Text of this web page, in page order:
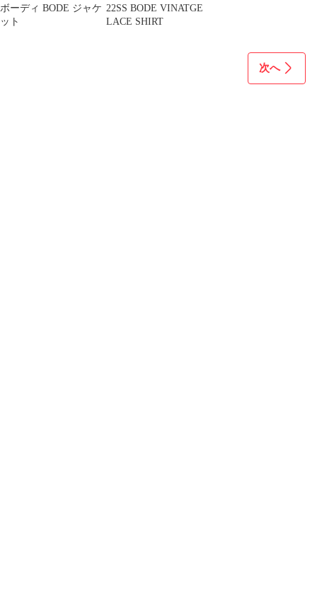
ボーディ BODE ジャケ
ット
22SS BODE VINATGE
LACE SHIRT
次へ